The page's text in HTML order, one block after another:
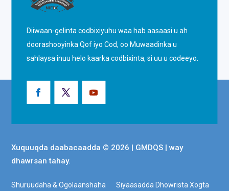
Diiwaan-gelinta codbixiyuhu waa hab aasaasi u ah
doorashooyinka Qof iyo Cod, oo Muwaadinka u
sahlaysa inuu helo kaarka codbixinta, si uu u codeeyo.
Xuquuqda daabacaadda © 2026 | GMDQS | way
dhawrsan tahay.
Shuruudaha & Ogolaanshaha Siyaasadda Dhowrista Xogta